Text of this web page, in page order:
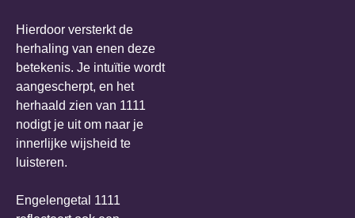
Hierdoor versterkt de
herhaling van enen deze
betekenis. Je intuïtie wordt
aangescherpt, en het
herhaald zien van 1111
nodigt je uit om naar je
innerlijke wijsheid te
luisteren.
Engelengetal 1111